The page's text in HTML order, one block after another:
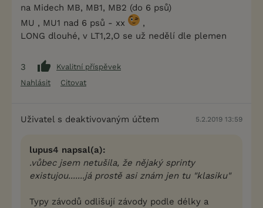
na Midech MB, MB1, MB2 (do 6 psů)
MU , MU1 nad 6 psů - xx
,
LONG dlouhé, v LT1,2,O se už nedělí dle plemen
3
Kvalitní příspěvek
Nahlásit
Citovat
Uživatel s deaktivovaným účtem 5.2.2019 13:59
lupus4 napsal(a):
.vůbec jsem netušila, že nějaký sprinty
existujou.......já prostě asi znám jen tu "klasiku"
Typy závodů odlišují závody podle délky a